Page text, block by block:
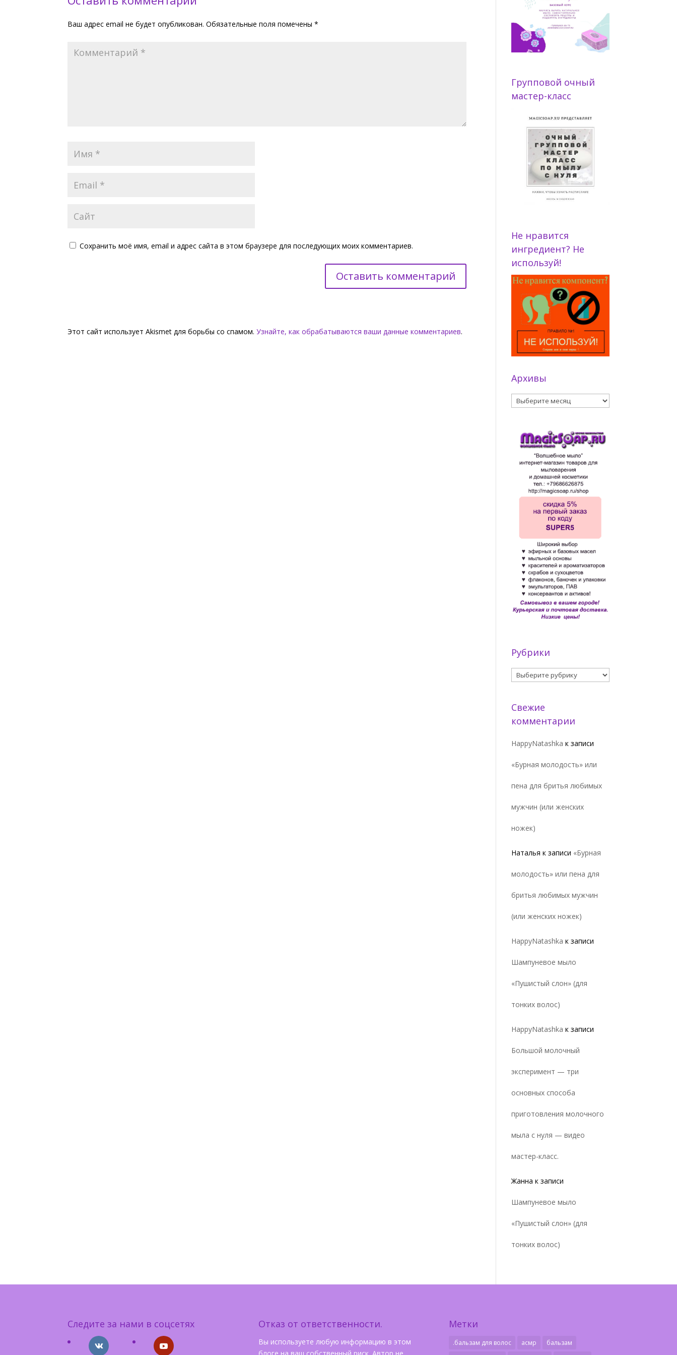
Ваш адрес email не будет опубликован. Обязательные поля помечены*
Сохранить моё имя, email и адрес сайта в этом браузере для последующих моих комментариев.
Этот сайт использует Akismet для борьбы со спамом.Узнайте, как обрабатываются ваши данные комментариев.
Групповой очный
мастер-класс
Не нравится
ингредиент? Не
используй!
Архивы
Архивы
Рубрики
Рубрики
Свежие
комментарии
HappyNatashka к записи
«Бурная молодость» или
пена для бритья любимых
мужчин (или женских
ножек)
Наталья к записи «Бурная
молодость» или пена для
бритья любимых мужчин
(или женских ножек)
HappyNatashka к записи
Шампуневое мыло
«Пушистый слон» (для
тонких волос)
HappyNatashka к записи
Большой молочный
эксперимент — три
основных способа
приготовления молочного
мыла с нуля — видео
мастер-класс.
Жанна к записи
Шампуневое мыло
«Пушистый слон» (для
тонких волос)
Следите за нами в соцсетях Отказ от ответственности.
Вы используете любую информацию в этом
блоге на ваш собственный риск. Автор не
Метки
.бальзам для волос асмр
бальзам